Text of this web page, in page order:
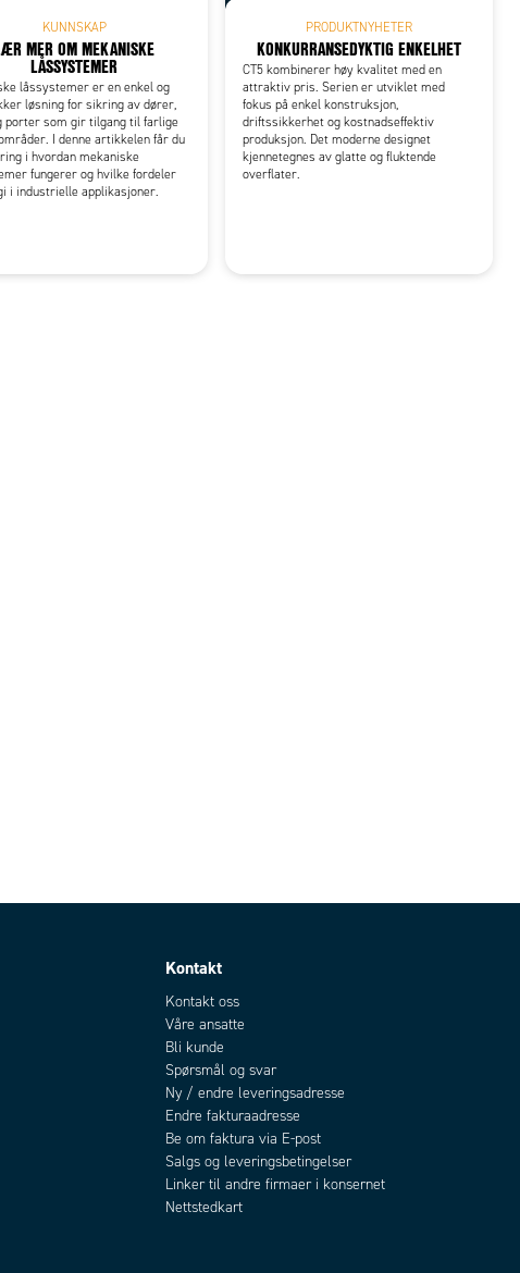
KUNNSKAP
MER OM MEKANISKE
LÅSSYSTEMER
låssystemer er en enkel og
løsning for sikring av dører,
porter som gir tilgang til farlige
I denne artikkelen får du
i hvordan mekaniske
fungerer og hvilke fordeler
i industrielle applikasjoner.
PRODUKTNYHETER
KONKURRANSEDYKTIG ENKELHET
CT5 kombinerer høy kvalitet med en
attraktiv pris. Serien er utviklet med
fokus på enkel konstruksjon,
driftssikkerhet og kostnadseffektiv
produksjon. Det moderne designet
kjennetegnes av glatte og fluktende
overflater.
Kontakt
Kontakt oss
Våre ansatte
Bli kunde
Spørsmål og svar
Ny / endre leveringsadresse
Endre fakturaadresse
Be om faktura via E-post
Salgs og leveringsbetingelser
Linker til andre firmaer i konsernet
Nettstedkart